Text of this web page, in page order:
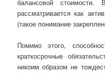
балансовой стоимости.
рассматривается как
(такое понимание
Помимо этого,
краткосрочные
никоим образом не